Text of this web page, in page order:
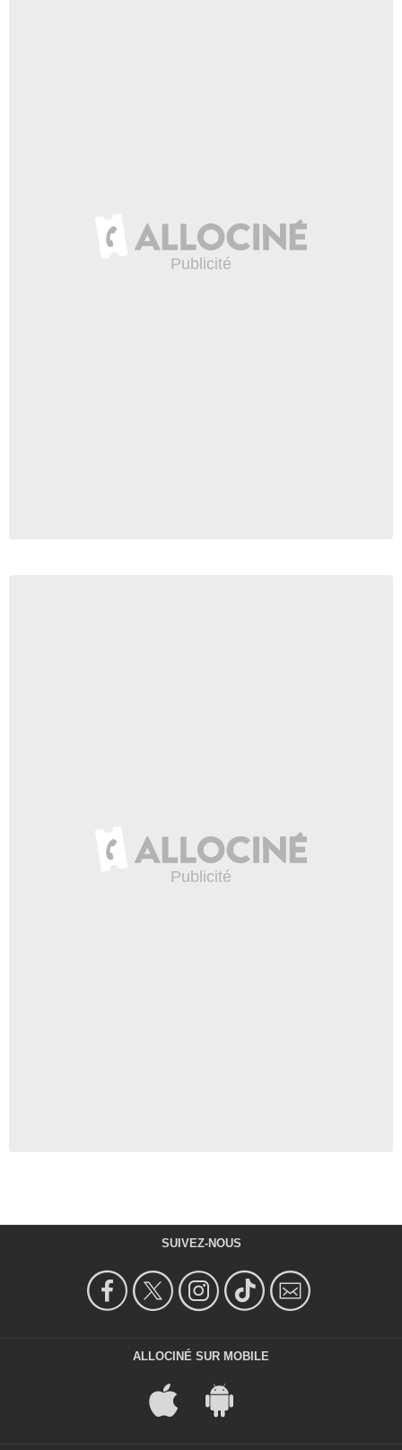
SUIVEZ-NOUS
ALLOCINÉ SUR MOBILE